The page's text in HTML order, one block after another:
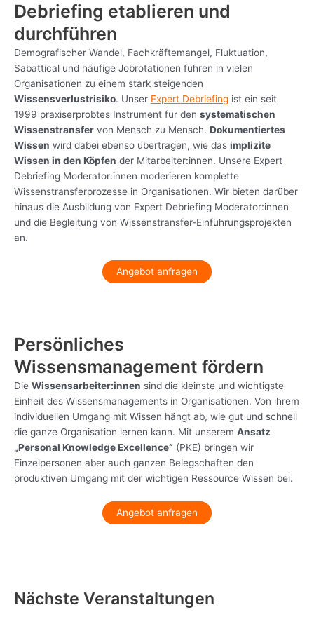
Debriefing etablieren und
durchführen
Demografischer Wandel, Fachkräftemangel, Fluktuation,
Sabattical und häufige Jobrotationen führen in vielen
Organisationen zu einem stark steigenden
Wissensverlustrisiko. Unser Expert Debriefing ist ein seit
1999 praxiserprobtes Instrument für den systematischen
Wissenstransfer von Mensch zu Mensch. Dokumentiertes
Wissen wird dabei ebenso übertragen, wie das implizite
Wissen in den Köpfen der Mitarbeiter:innen. Unsere Expert
Debriefing Moderator:innen moderieren komplette
Wissenstransferprozesse in Organisationen. Wir bieten darüber
hinaus die Ausbildung von Expert Debriefing Moderator:innen
und die Begleitung von Wissenstransfer-Einführungsprojekten
an.
Angebot anfragen
Persönliches
Wissensmanagement fördern
Die Wissensarbeiter:innen sind die kleinste und wichtigste
Einheit des Wissensmanagements in Organisationen. Von ihrem
individuellen Umgang mit Wissen hängt ab, wie gut und schnell
die ganze Organisation lernen kann. Mit unserem Ansatz
„Personal Knowledge Excellence“ (PKE) bringen wir
Einzelpersonen aber auch ganzen Belegschaften den
produktiven Umgang mit der wichtigen Ressource Wissen bei.
Angebot anfragen
Nächste Veranstaltungen